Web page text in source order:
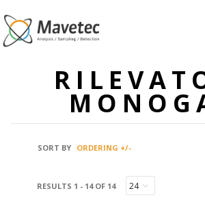
SORT BY ORDERING +/-
RESULTS 1 - 14 OF 14